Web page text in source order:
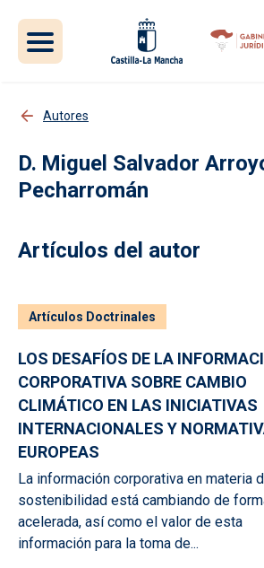
Autores
Miguel Salvador
Pecharromán
Artículos del autor
Artículos Doctrinales
LOS DESAFÍOS DE LA
CORPORATIVA SOBRE CAMBIO
CLIMÁTICO EN LAS INICIATIVAS
INTERNACIONALES Y
EUROPEAS
La información corporativa en materia
sostenibilidad está cambiando de
acelerada, así como el valor de esta
información para la toma de...